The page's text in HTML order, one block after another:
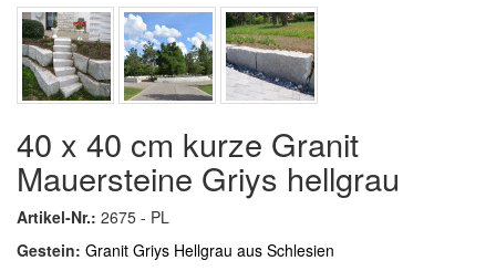
40 x 40 cm kurze Granit
Mauersteine Griys hellgrau
Artikel-Nr.: 2675 - PL
Gestein: Granit Griys Hellgrau aus Schlesien